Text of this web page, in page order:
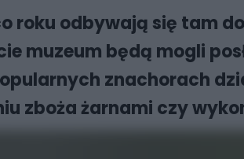
roku odbywają się tam
muzeum będą mogli
znachorach
zboża żarnami czy